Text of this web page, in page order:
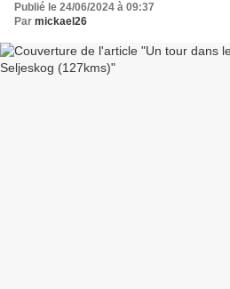
Publié le 24/06/2024 à 09:37
Par mickael26